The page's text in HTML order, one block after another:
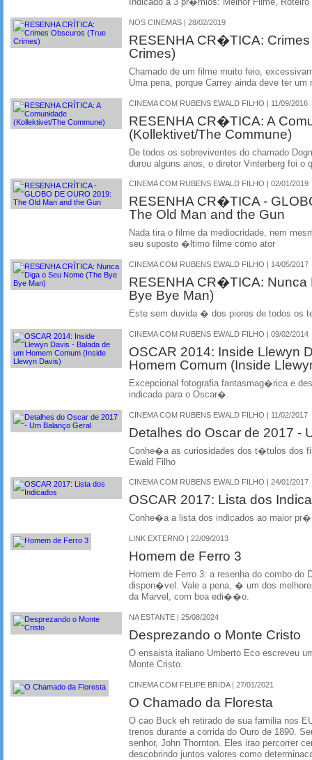
Indicado a 3 pr�mios: Melhor Filme,
NOS CINEMAS | 28/02/2019
RESENHA CR�TICA:
Crimes)
Chamado de um filme muito feio,
Uma pena, porque Carrey ainda deve ter
CINEMA COM RUBENS EWALD FILHO | 11/09/2016
RESENHA CR�TICA: A
(Kollektivet/The Commune)
De todos os sobreviventes do chamado
durou alguns anos, o diretor Vinterberg foi o
CINEMA COM RUBENS EWALD FILHO | 02/01/2019
RESENHA CR�TICA -
The Old Man and the Gun
Nada tira o filme da mediocridade, nem
seu suposto �ltimo filme como ator
CINEMA COM RUBENS EWALD FILHO | 14/05/2017
RESENHA CR�TICA: Nunca
Bye Bye Man)
Este sem duvida � dos piores de todos os
CINEMA COM RUBENS EWALD FILHO | 09/02/2014
OSCAR 2014: Inside Llewyn
Homem Comum (Inside
Excepcional fotografia fantasmag�rica e
indicada para o Oscar�.
CINEMA COM RUBENS EWALD FILHO | 11/02/2017
Detalhes do Oscar de 2017 -
Conhe�a as curiosidades dos t�tulos dos
Ewald Filho
CINEMA COM RUBENS EWALD FILHO | 24/01/2017
OSCAR 2017: Lista dos
Conhe�a a lista dos indicados ao maior
LINK EXTERNO | 22/09/2013
Homem de Ferro 3
Homem de Ferro 3: a resenha do combo
dispon�vel. Vale a pena, � um dos
da Marvel, com boa edi��o.
NA ESTANTE | 25/08/2024
Desprezando o Monte Cristo
O ensaista italiano Umberto Eco escreveu
Monte Cristo.
CINEMA COM FELIPE BRIDA | 27/01/2021
O Chamado da Floresta
O cao Buck eh retirado de sua familia nos
trenos durante a corrida do Ouro de 1890.
senhor, John Thornton. Eles irao percorrer
descobrindo juntos valores como